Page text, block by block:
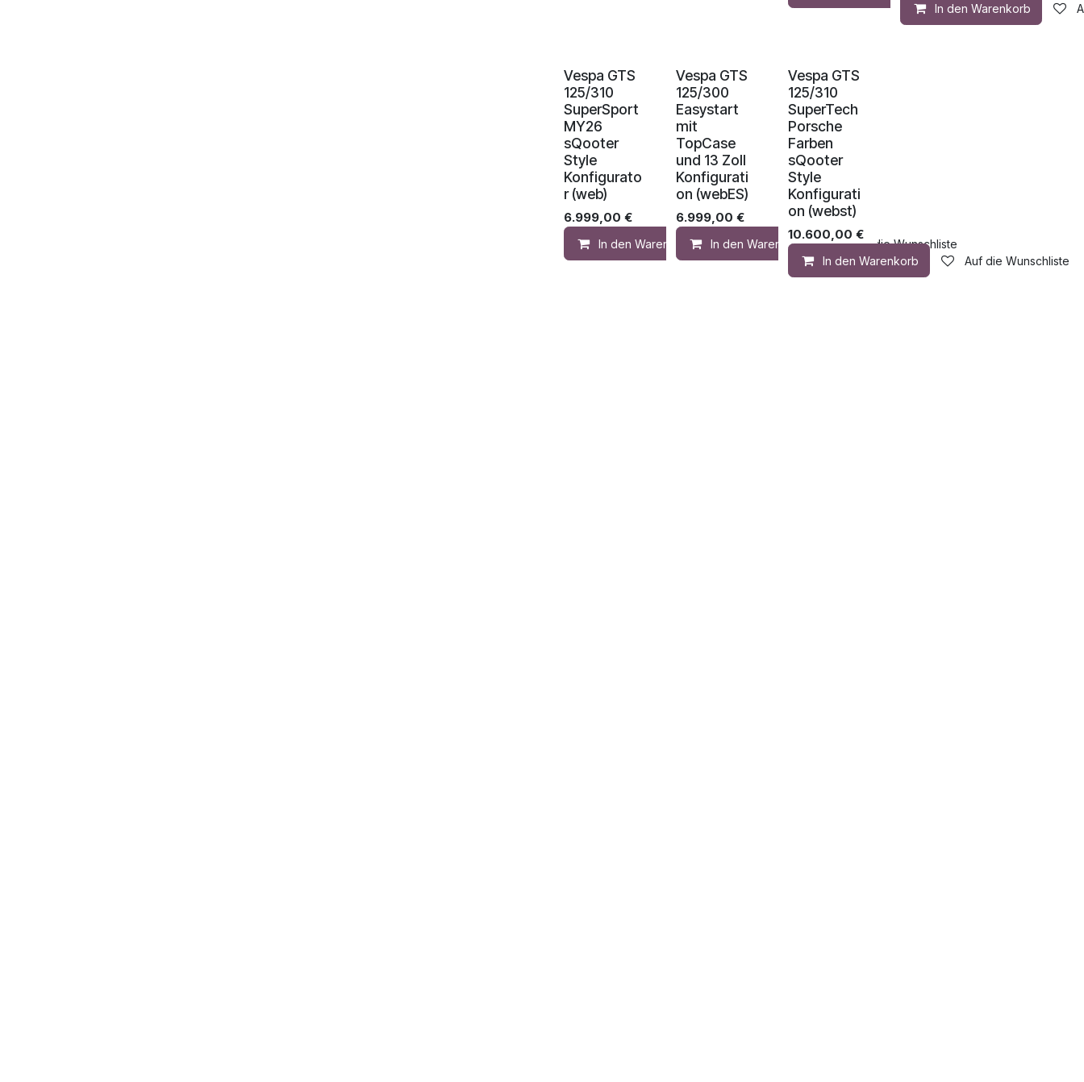
In den Warenkorb
Vespa GTS
125/310
SuperSport
MY26
sQooter
Style
Konfigurato
r (web)
6.999,00 €
In den Warenkorb Auf die Wunschliste
Vespa GTS
125/300
Easystart
mit
TopCase
und 13 Zoll
Konfigurati
on (webES)
6.999,00 €
In den Warenkorb Auf die Wunschliste
Vespa GTS
125/310
SuperTech
Porsche
Farben
sQooter
Style
Konfigurati
on (webst)
10.600,00 €
In den Warenkorb Auf die Wunschliste